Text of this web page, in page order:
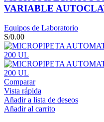
VARIABLE
Equipos de Laboratorio
S/0.00
Comparar
Vista rápida
Añadir a lista de deseos
Añadir al carrito